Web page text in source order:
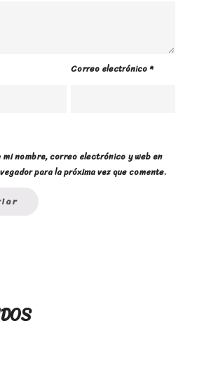
Correo electrónico*
mi nombre, correo electrónico y web en
para la próxima vez que comente.